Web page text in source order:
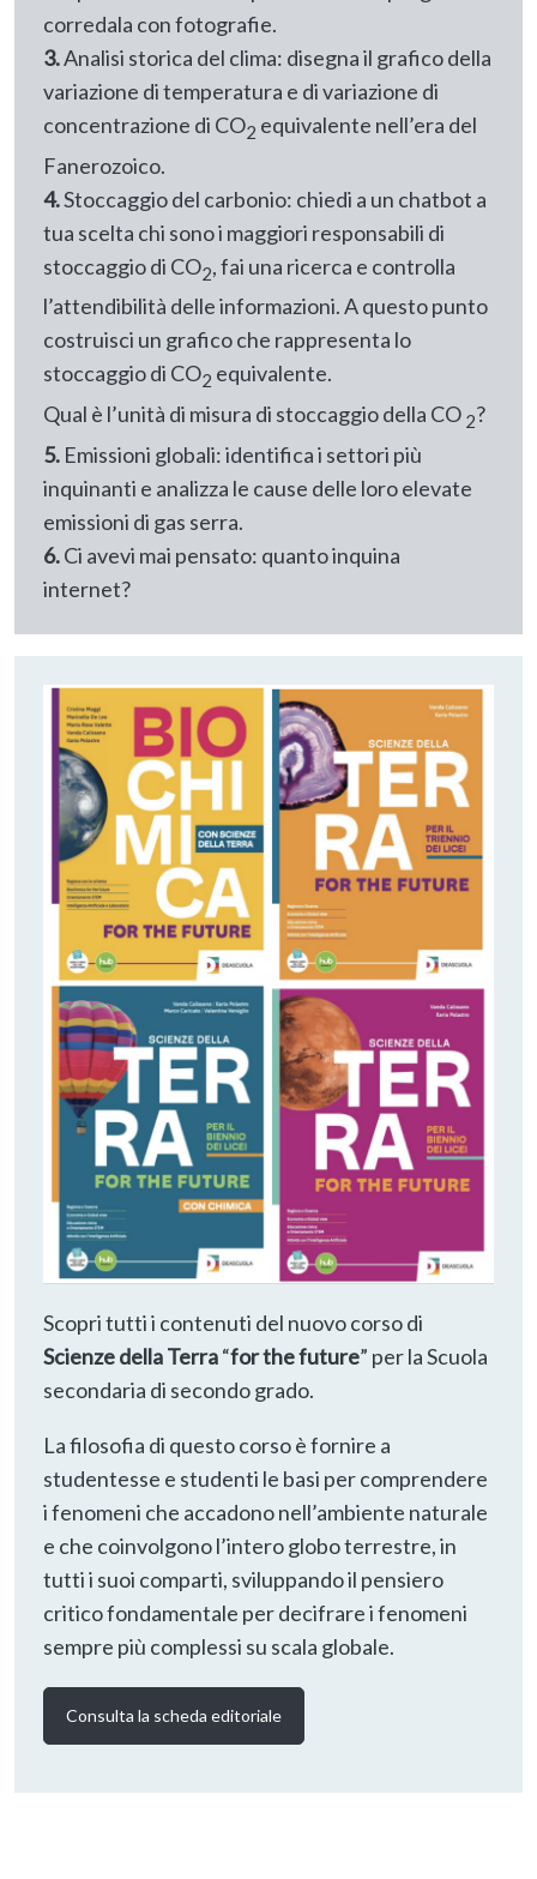
corredala con fotografie.
3.Analisi storica del clima: disegna il grafico della
variazione di temperatura e di variazione di
concentrazione di CO2 equivalente nell’era del
Fanerozoico.
4.Stoccaggio del carbonio: chiedi a un chatbot a
tua scelta chi sono i maggiori responsabili di
stoccaggio di CO2, fai una ricerca e controlla
l’attendibilità delle informazioni. A questo punto
costruisci un grafico che rappresenta lo
stoccaggio di CO2 equivalente.
Qual è l’unità di misura di stoccaggio della CO 2?
5. Emissioni globali: identifica i settori più
inquinanti e analizza le cause delle loro elevate
emissioni di gas serra.
6.Ci avevi mai pensato: quanto inquina
internet?
Scopri tutti i contenuti del nuovo corso di
Scienze della Terra“for the future” per la Scuola
secondaria di secondo grado.
La filosofia di questo corso è fornire a
studentesse e studenti le basi per comprendere
i fenomeni che accadono nell’ambiente naturale
e che coinvolgono l’intero globo terrestre, in
tutti i suoi comparti, sviluppando il pensiero
critico fondamentale per decifrare i fenomeni
sempre più complessi su scala globale.
Consulta la scheda editoriale